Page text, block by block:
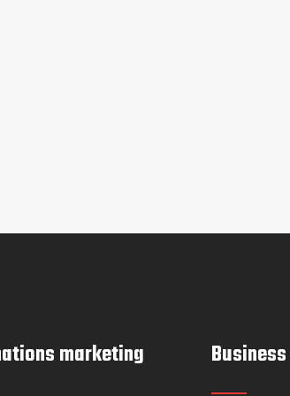
marketing